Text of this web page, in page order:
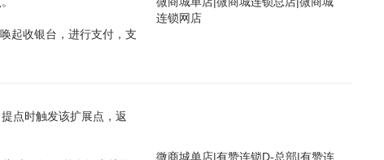
起收银台，进行支付，支
连锁网店
点时触发该扩展点，返
微商城单店|有赞连锁D-总部|有赞连